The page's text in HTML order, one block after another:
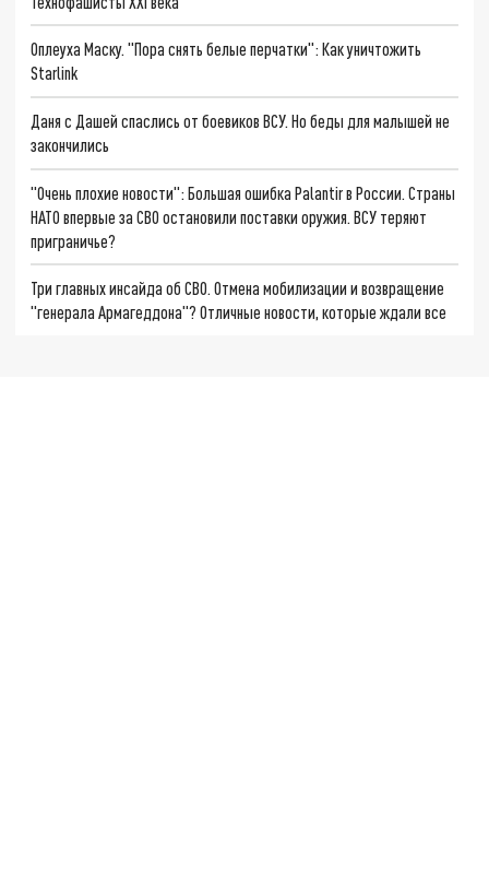
Оплеуха Маску. "Пора снять белые перчатки": Как уничтожить
Starlink
Даня с Дашей спаслись от боевиков ВСУ. Но беды для малышей не
закончились
"Очень плохие новости": Большая ошибка Palantir в России. Страны
НАТО впервые за СВО остановили поставки оружия. ВСУ теряют
приграничье?
Три главных инсайда об СВО. Отмена мобилизации и возвращение
"генерала Армагеддона"? Отличные новости, которые ждали все